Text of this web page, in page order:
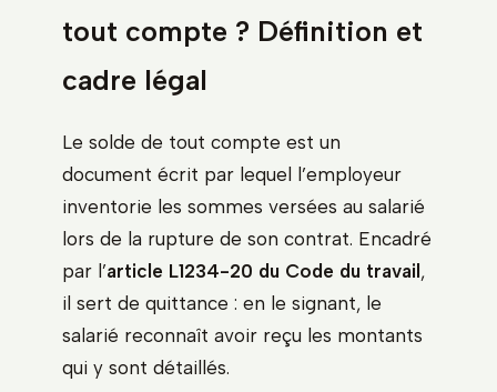
tout compte ? Définition et
cadre légal
Le solde de tout compte est un
document écrit par lequel l’employeur
inventorie les sommes versées au salarié
lors de la rupture de son contrat. Encadré
par l’article L1234-20 du Code du travail,
il sert de quittance : en le signant, le
salarié reconnaît avoir reçu les montants
qui y sont détaillés.